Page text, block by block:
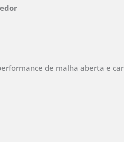
de malha aberta e